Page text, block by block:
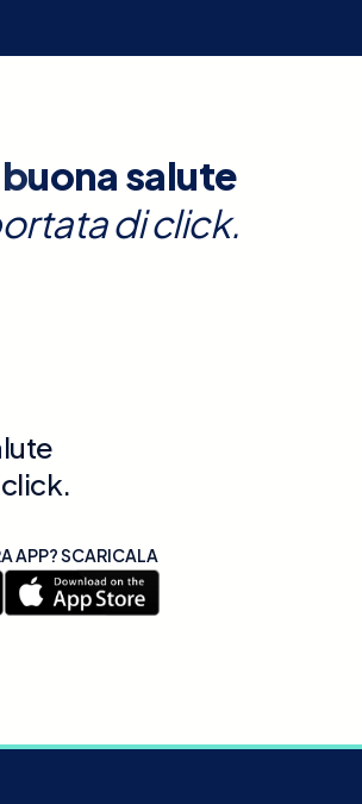
buona salute
di click.
APP? SCARICALA